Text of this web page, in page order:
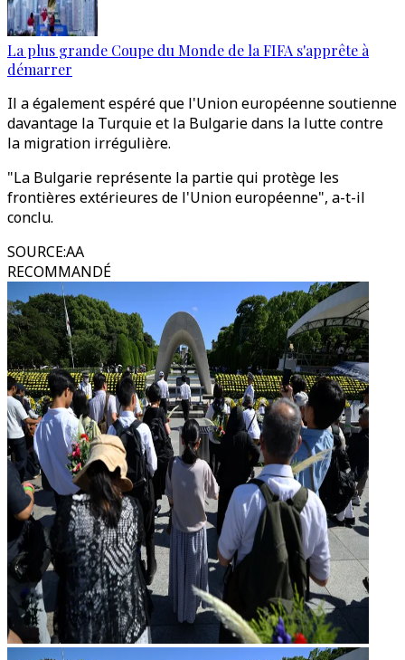
La plus grande Coupe du Monde de la FIFA s'apprête à
démarrer
Il a également espéré que l'Union européenne soutienne
davantage la Turquie et la Bulgarie dans la lutte contre
la migration irrégulière.
"La Bulgarie représente la partie qui protège les
frontières extérieures de l'Union européenne", a-t-il
conclu.
SOURCE:AA
RECOMMANDÉ